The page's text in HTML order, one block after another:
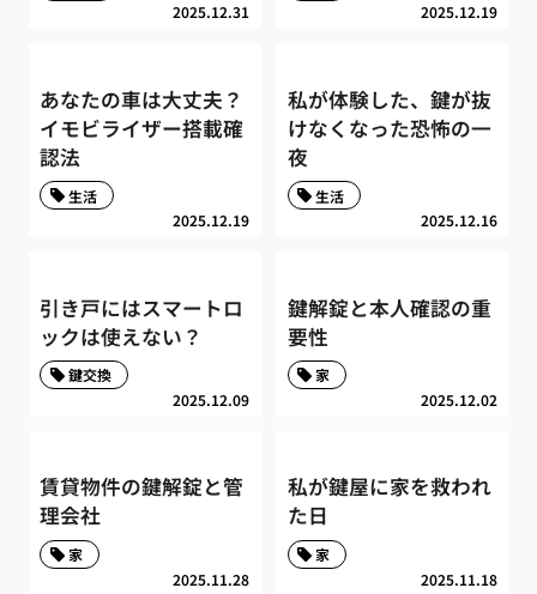
2025.12.31 2025.12.19
あなたの車は大丈夫？
イモビライザー搭載確
認法
2025.12.19
生活
私が体験した、鍵が抜
けなくなった恐怖の一
夜
2025.12.16
生活
引き戸にはスマートロ
ックは使えない？
2025.12.09
鍵交換
鍵解錠と本人確認の重
要性
2025.12.02
家
賃貸物件の鍵解錠と管
理会社
2025.11.28
家
私が鍵屋に家を救われ
た日
2025.11.18
家